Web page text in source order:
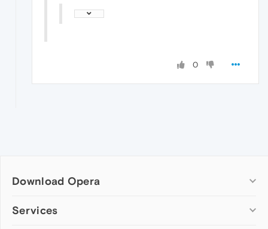
0
Download Opera
Computer browsers
Services